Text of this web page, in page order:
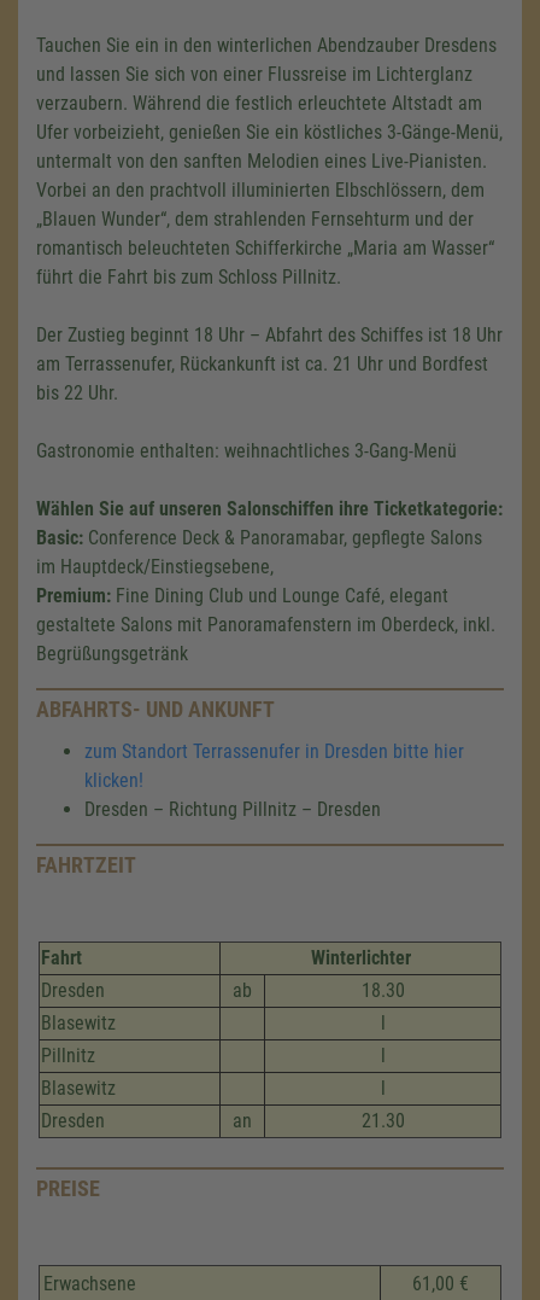
Tauchen Sie ein in den winterlichen Abendzauber Dresdens
und lassen Sie sich von einer Flussreise im Lichterglanz
verzaubern. Während die festlich erleuchtete Altstadt am
Ufer vorbeizieht, genießen Sie ein köstliches 3-Gänge-Menü,
untermalt von den sanften Melodien eines Live-Pianisten.
Vorbei an den prachtvoll illuminierten Elbschlössern, dem
„Blauen Wunder“, dem strahlenden Fernsehturm und der
romantisch beleuchteten Schifferkirche „Maria am Wasser“
führt die Fahrt bis zum Schloss Pillnitz.
Der Zustieg beginnt 18 Uhr – Abfahrt des Schiffes ist 18 Uhr
am Terrassenufer, Rückankunft ist ca. 21 Uhr und Bordfest
bis 22 Uhr.
Gastronomie enthalten: weihnachtliches 3-Gang-Menü
Wählen Sie auf unseren Salonschiffen ihre Ticketkategorie:
Basic: Conference Deck & Panoramabar, gepflegte Salons
im Hauptdeck/Einstiegsebene,
Premium: Fine Dining Club und Lounge Café, elegant
gestaltete Salons mit Panoramafenstern im Oberdeck, inkl.
Begrüßungsgetränk
ABFAHRTS- UND ANKUNFT
zum Standort Terrassenufer in Dresden bitte hier
klicken!
Dresden – Richtung Pillnitz – Dresden
FAHRTZEIT
Fahrt
Winterlichter
Dresden
ab
18.30
Blasewitz
l
Pillnitz
l
Blasewitz
l
Dresden
an 21.30
PREISE
Erwachsene 61,00 €